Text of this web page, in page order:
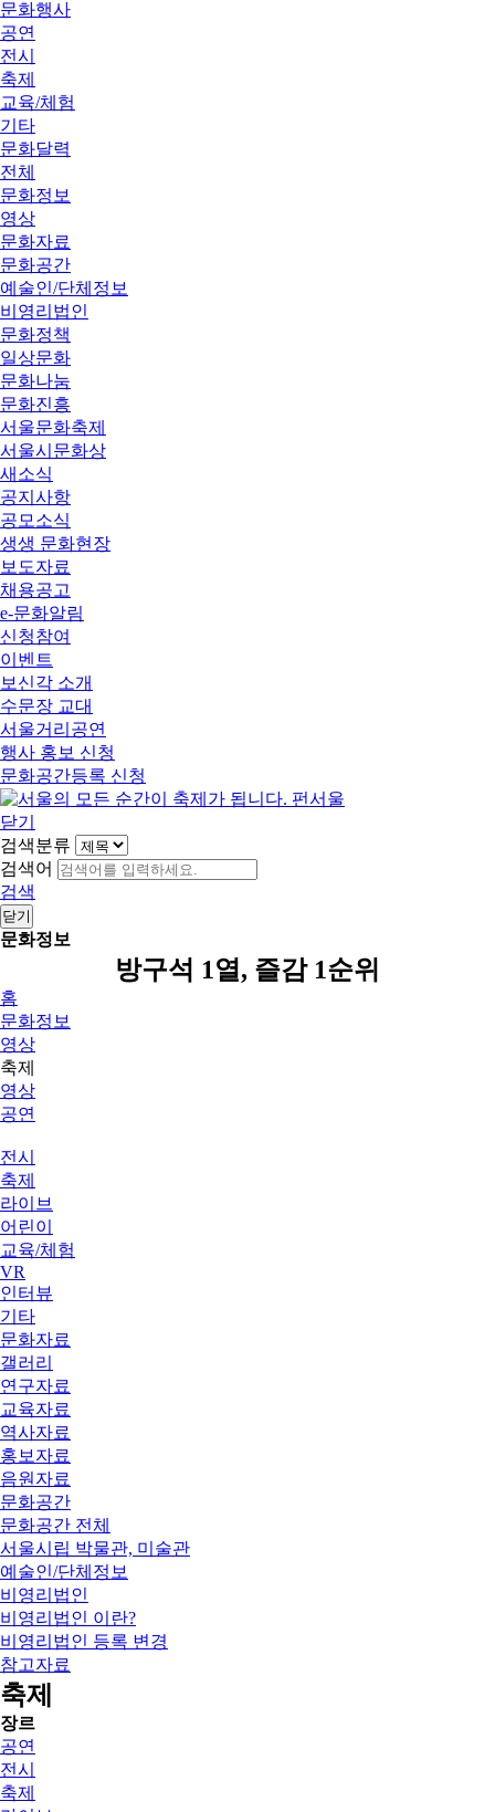
문화행사
공연
전시
축제
교육/체험
기타
문화달력
전체
문화정보
영상
문화자료
문화공간
예술인/단체정보
비영리법인
문화정책
일상문화
문화나눔
문화진흥
서울문화축제
서울시문화상
새소식
공지사항
공모소식
생생 문화현장
보도자료
채용공고
e-문화알림
신청참여
이벤트
보신각 소개
수문장 교대
서울거리공연
행사 홍보 신청
문화공간등록 신청
닫기
검색분류
검색어
검색
닫기
문화정보
방구석 1열, 즐감 1순위
홈
문화정보
영상
축제
영상
공연
전시
축제
라이브
어린이
교육/체험
VR
인터뷰
기타
문화자료
갤러리
연구자료
교육자료
역사자료
홍보자료
음원자료
문화공간
문화공간 전체
서울시립 박물관, 미술관
예술인/단체정보
비영리법인
비영리법인 이란?
비영리법인 등록 변경
참고자료
축제
장르
공연
전시
축제